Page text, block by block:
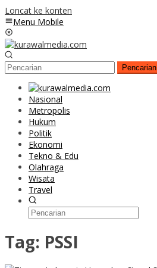
Loncat ke konten
Menu Mobile
Pencarian
Nasional
Metropolis
Hukum
Politik
Ekonomi
Tekno & Edu
Olahraga
Wisata
Travel
Tag: PSSI